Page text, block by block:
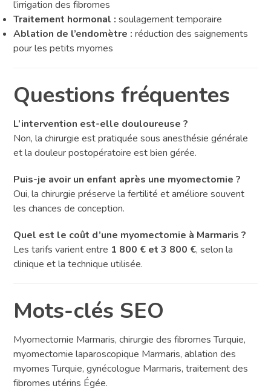
l’irrigation des fibromes
Traitement hormonal : soulagement temporaire
Ablation de l’endomètre : réduction des saignements
pour les petits myomes
Questions fréquentes
L’intervention est-elle douloureuse ?
Non, la chirurgie est pratiquée sous anesthésie générale
et la douleur postopératoire est bien gérée.
Puis-je avoir un enfant après une myomectomie ?
Oui, la chirurgie préserve la fertilité et améliore souvent
les chances de conception.
Quel est le coût d’une myomectomie à Marmaris ?
Les tarifs varient entre 1 800 € et 3 800 €, selon la
clinique et la technique utilisée.
Mots-clés SEO
Myomectomie Marmaris, chirurgie des fibromes Turquie,
myomectomie laparoscopique Marmaris, ablation des
myomes Turquie, gynécologue Marmaris, traitement des
fibromes utérins Égée.